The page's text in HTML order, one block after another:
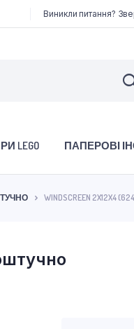
Виникли питання?
LEGO ПАПЕРОВІ
WINDSCREEN 2X12X4